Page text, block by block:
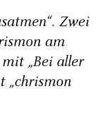
Zwei
am
„Bei aller
„chrismon